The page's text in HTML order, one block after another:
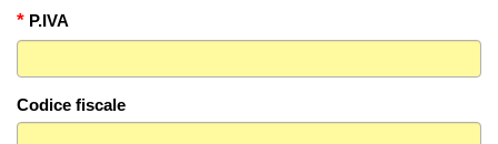
* P.IVA
Codice fiscale